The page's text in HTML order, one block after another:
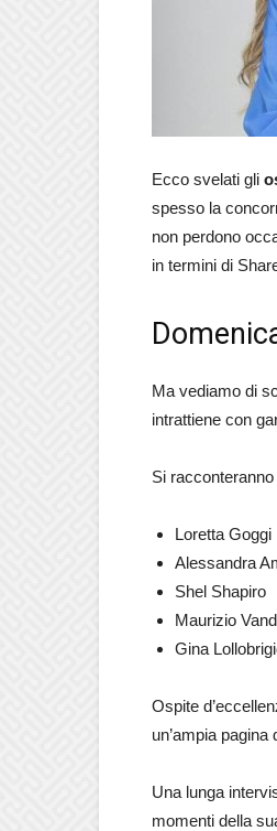
Ecco svelati gli
spesso la
non perdono
in termini di
Ma vediamo di
intrattiene con
Si
Loretta Goggi
Alessandra
Shel Shapiro
Maurizio
Gina
Ospite
un’ampia
Una lunga
momenti della